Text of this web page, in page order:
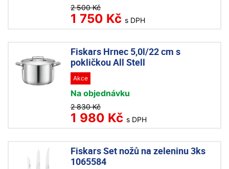
2 500 Kč
1 750 Kč s DPH
Fiskars Hrnec 5,0l/22 cm s
pokličkou All Stell
Akce
Na objednávku
2 830 Kč
1 980 Kč s DPH
Fiskars Set nožů na zeleninu 3ks
1065584